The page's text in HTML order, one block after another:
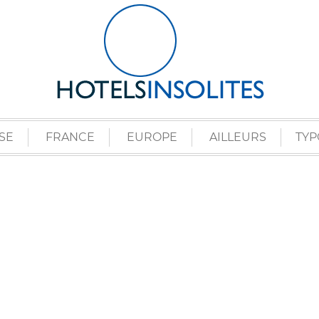
FRANCE EUROPE AILLEURS